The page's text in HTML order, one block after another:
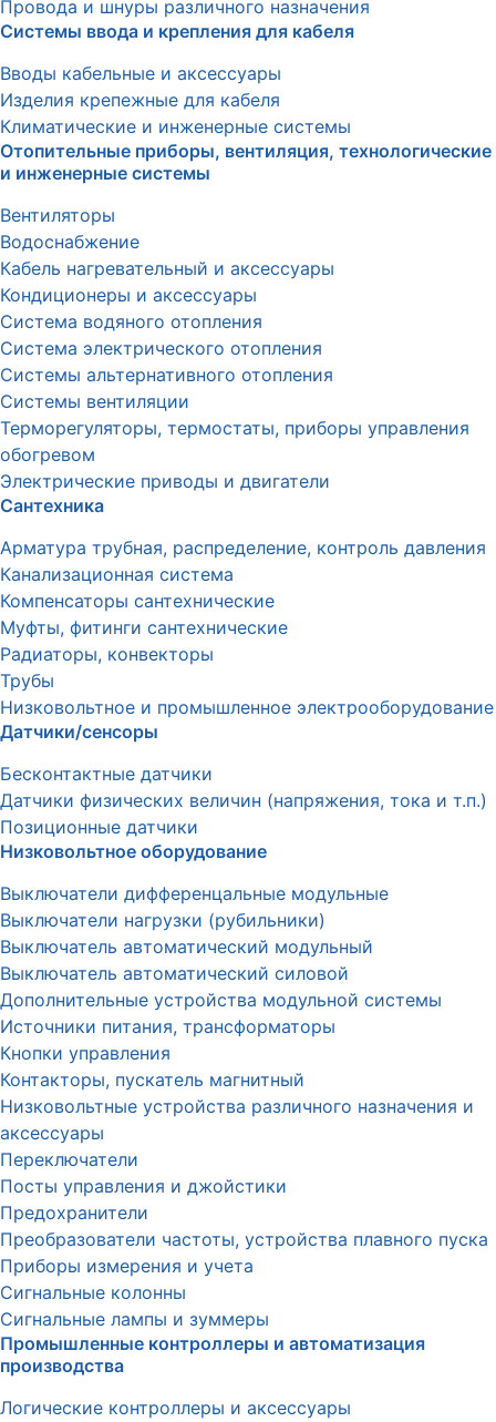
Провода и шнуры различного назначения
Системы ввода и крепления для кабеля
Вводы кабельные и аксессуары
Изделия крепежные для кабеля
Климатические и инженерные системы
Отопительные приборы, вентиляция, технологические
и инженерные системы
Вентиляторы
Водоснабжение
Кабель нагревательный и аксессуары
Кондиционеры и аксессуары
Система водяного отопления
Система электрического отопления
Системы альтернативного отопления
Системы вентиляции
Терморегуляторы, термостаты, приборы управления
обогревом
Электрические приводы и двигатели
Сантехника
Арматура трубная, распределение, контроль давления
Канализационная система
Компенсаторы сантехнические
Муфты, фитинги сантехнические
Радиаторы, конвекторы
Трубы
Низковольтное и промышленное электрооборудование
Датчики/сенсоры
Бесконтактные датчики
Датчики физических величин (напряжения, тока и т.п.)
Позиционные датчики
Низковольтное оборудование
Выключатели дифференцальные модульные
Выключатели нагрузки (рубильники)
Выключатель автоматический модульный
Выключатель автоматический силовой
Дополнительные устройства модульной системы
Источники питания, трансформаторы
Кнопки управления
Контакторы, пускатель магнитный
Низковольтные устройства различного назначения и
аксессуары
Переключатели
Посты управления и джойстики
Предохранители
Преобразователи частоты, устройства плавного пуска
Приборы измерения и учета
Сигнальные колонны
Сигнальные лампы и зуммеры
Промышленные контроллеры и автоматизация
производства
Логические контроллеры и аксессуары